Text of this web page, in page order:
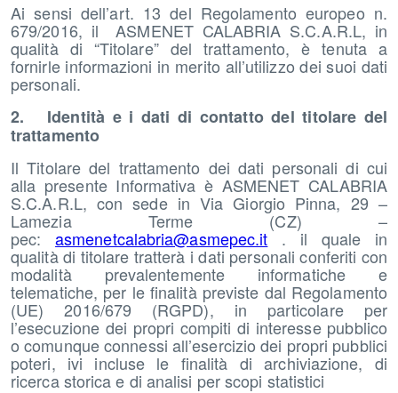
Ai sensi dell’art. 13 del Regolamento europeo n.
679/2016, il ASMENET CALABRIA S.C.A.R.L, in
qualità di “Titolare” del trattamento, è tenuta a
fornirle informazioni in merito all’utilizzo dei suoi dati
personali.
2. Identità e i dati di contatto del titolare del
trattamento
Il Titolare del trattamento dei dati personali di cui
alla presente Informativa è ASMENET CALABRIA
S.C.A.R.L, con sede in Via Giorgio Pinna, 29 –
Lamezia Terme (CZ) –
pec:asmenetcalabria@asmepec.it. il quale in
qualità di titolare tratterà i dati personali conferiti con
modalità prevalentemente informatiche e
telematiche, per le finalità previste dal Regolamento
(UE) 2016/679 (RGPD), in particolare per
l’esecuzione dei propri compiti di interesse pubblico
o comunque connessi all’esercizio dei propri pubblici
poteri, ivi incluse le finalità di archiviazione, di
ricerca storica e di analisi per scopi statistici